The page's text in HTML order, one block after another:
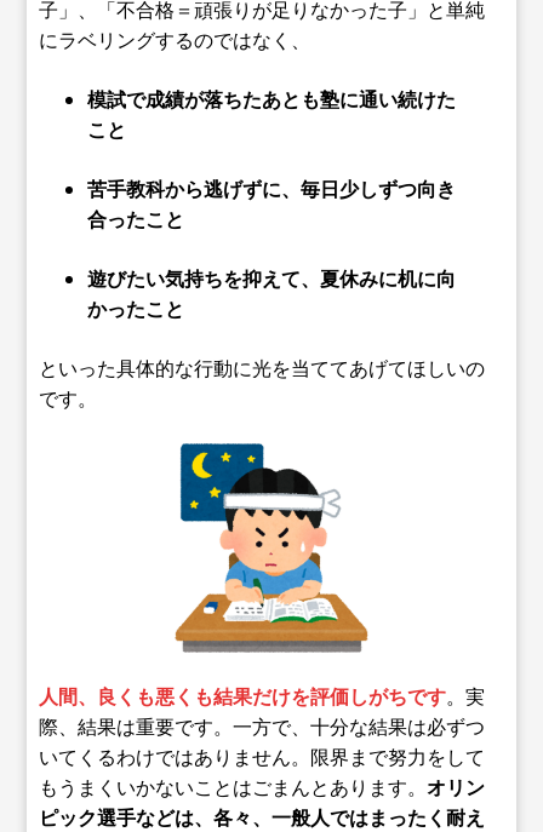
子」、「不合格＝頑張りが足りなかった子」と単純
にラベリングするのではなく、
模試で成績が落ちたあとも塾に通い続けた
こと
苦手教科から逃げずに、毎日少しずつ向き
合ったこと
遊びたい気持ちを抑えて、夏休みに机に向
かったこと
といった具体的な行動に光を当ててあげてほしいの
です。
人間、良くも悪くも結果だけを評価しがちです。実
際、結果は重要です。一方で、十分な結果は必ずつ
いてくるわけではありません。限界まで努力をして
もうまくいかないことはごまんとあります。オリン
ピック選手などは、各々、一般人ではまったく耐え